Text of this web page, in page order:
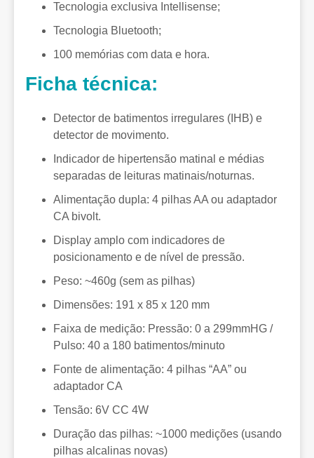
Tecnologia exclusiva Intellisense;
Tecnologia Bluetooth;
100 memórias com data e hora.
Ficha técnica:
Detector de batimentos irregulares (IHB) e
detector de movimento.
Indicador de hipertensão matinal e médias
separadas de leituras matinais/noturnas.
Alimentação dupla: 4 pilhas AA ou adaptador
CA bivolt.
Display amplo com indicadores de
posicionamento e de nível de pressão.
Peso: ~460g (sem as pilhas)
Dimensões: 191 x 85 x 120 mm
Faixa de medição: Pressão: 0 a 299mmHG /
Pulso: 40 a 180 batimentos/minuto
Fonte de alimentação: 4 pilhas “AA” ou
adaptador CA
Tensão: 6V CC 4W
Duração das pilhas: ~1000 medições (usando
pilhas alcalinas novas)